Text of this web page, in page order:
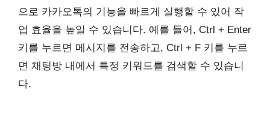
으로 카카오톡의 기능을 빠르게 실행할 수 있어 작
업 효율을 높일 수 있습니다. 예를 들어, Ctrl + Enter
키를 누르면 메시지를 전송하고, Ctrl + F 키를 누르
면 채팅방 내에서 특정 키워드를 검색할 수 있습니
다.